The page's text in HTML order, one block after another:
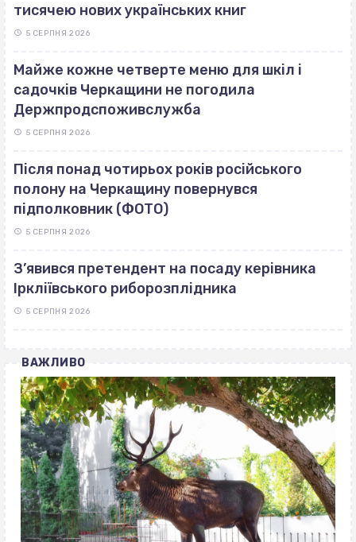
тисячею нових українських книг
5 СЕРПНЯ 2026
Майже кожне четверте меню для шкіл і
садочків Черкащини не погодила
Держпродспоживслужба
5 СЕРПНЯ 2026
Після понад чотирьох років російського
полону на Черкащину повернувся
підполковник (ФОТО)
5 СЕРПНЯ 2026
З’явився претендент на посаду керівника
Іркліївського риборозплідника
5 СЕРПНЯ 2026
ВАЖЛИВО